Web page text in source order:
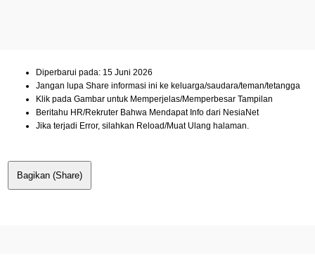
Diperbarui pada: 15 Juni 2026
Jangan lupa Share informasi ini ke keluarga/saudara/teman/tetangga
Klik pada Gambar untuk Memperjelas/Memperbesar Tampilan
Beritahu HR/Rekruter Bahwa Mendapat Info dari NesiaNet
Jika terjadi Error, silahkan Reload/Muat Ulang halaman.
Bagikan (Share)